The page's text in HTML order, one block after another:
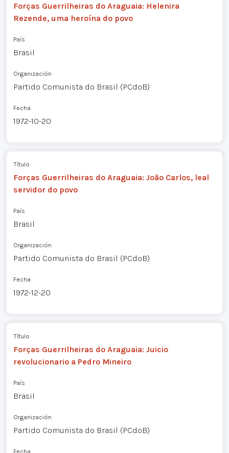
Forças Guerrilheiras do Araguaia: Helenira
Rezende, uma heroína do povo
País
Brasil
Organización
Partido Comunista do Brasil (PCdoB)
Fecha
1972-10-20
Título
Forças Guerrilheiras do Araguaia: João Carlos, leal
servidor do povo
País
Brasil
Organización
Partido Comunista do Brasil (PCdoB)
Fecha
1972-12-20
Título
Forças Guerrilheiras do Araguaia: Juicio
revolucionario a Pedro Mineiro
País
Brasil
Organización
Partido Comunista do Brasil (PCdoB)
Fecha